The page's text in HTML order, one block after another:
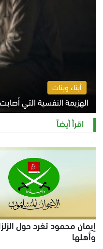
أبناء وبنات
الهزيمة النفسية التي
الخميس 6 أغسطس 2026 11:12 ص
اقرأ أيضاً
إيمان محمود تغرد حول
وأهلها